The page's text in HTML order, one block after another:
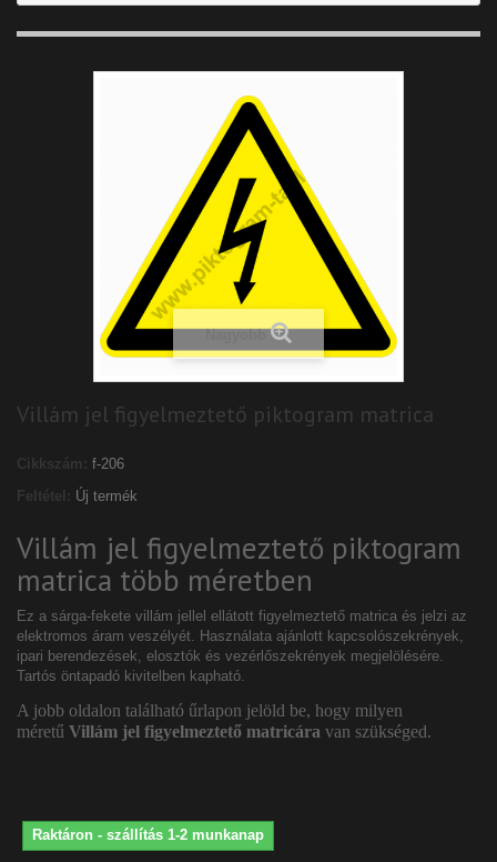
Villám jel figyelmeztető piktogram matrica
Cikkszám: f-206
Feltétel: Új termék
Villám jel figyelmeztető piktogram
matrica több méretben
Ez a sárga-fekete villám jellel ellátott figyelmeztető matrica és jelzi az
elektromos áram veszélyét. Használata ajánlott kapcsolószekrények,
ipari berendezések, elosztók és vezérlőszekrények megjelölésére.
Tartós öntapadó kivitelben kapható.
A jobb oldalon található űrlapon jelöld be, hogy milyen
méretű Villám jel figyelmeztető matricára van szükséged.
Raktáron - szállítás 1-2 munkanap